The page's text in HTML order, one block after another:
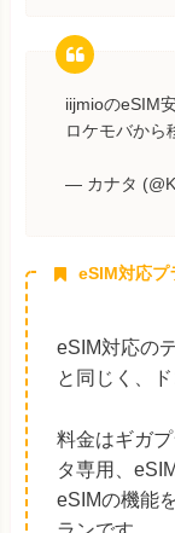
iijmioのeSIM
ロケモバから
— カナタ
eSIM対応プ
eSIM対応の
と同じく、
料金はギガ
タ専用、
eSIMの機能